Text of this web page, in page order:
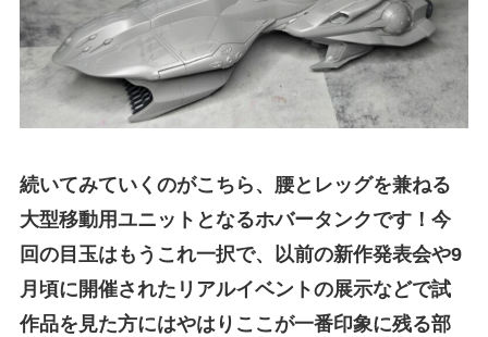
続いてみていくのがこちら、腰とレッグを兼ねる
大型移動用ユニットとなるホバータンクです！今
回の目玉はもうこれ一択で、以前の新作発表会や9
月頃に開催されたリアルイベントの展示などで試
作品を見た方にはやはりここが一番印象に残る部